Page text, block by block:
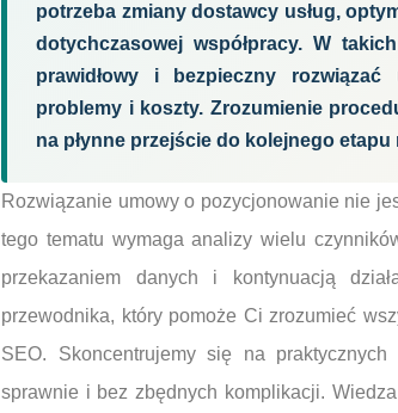
potrzeba zmiany dostawcy usług,
dotychczasowej współpracy. W
prawidłowy i bezpieczny
problemy i koszty. Zrozumienie
na płynne przejście do kolejnego
Rozwiązanie umowy o pozycjonowanie nie
tego tematu wymaga analizy wielu
przekazaniem danych i kontynuacją
przewodnika, który pomoże Ci zrozumieć
SEO. Skoncentrujemy się na
sprawnie i bez zbędnych komplikacji.